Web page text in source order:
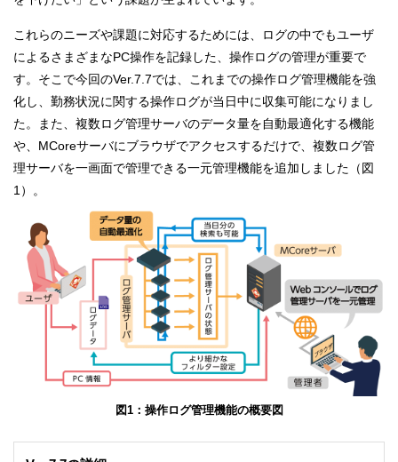
これらのニーズや課題に対応するためには、ログの中でもユーザ
によるさまざまなPC操作を記録した、操作ログの管理が重要で
す。そこで今回のVer.7.7では、これまでの操作ログ管理機能を強
化し、勤務状況に関する操作ログが当日中に収集可能になりまし
た。また、複数ログ管理サーバのデータ量を自動最適化する機能
や、MCoreサーバにブラウザでアクセスするだけで、複数ログ管
理サーバを一画面で管理できる一元管理機能を追加しました（図
1）。
図1：操作ログ管理機能の概要図